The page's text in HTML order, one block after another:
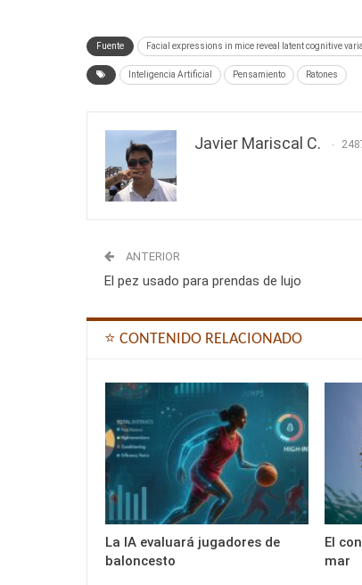
Fuente Facial expressions in mice reveal latent cognitive
Inteligencia Artificial Pensamiento Ratones
Javier Mariscal C.
ANTERIOR
El pez usado para prendas de lujo
⭐ CONTENIDO RELACIONADO
La IA evaluará jugadores de
baloncesto
El
mar